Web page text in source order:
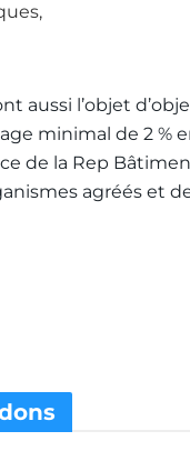
aussi l’objet
minimal de 2 %
de la Rep
agréés et